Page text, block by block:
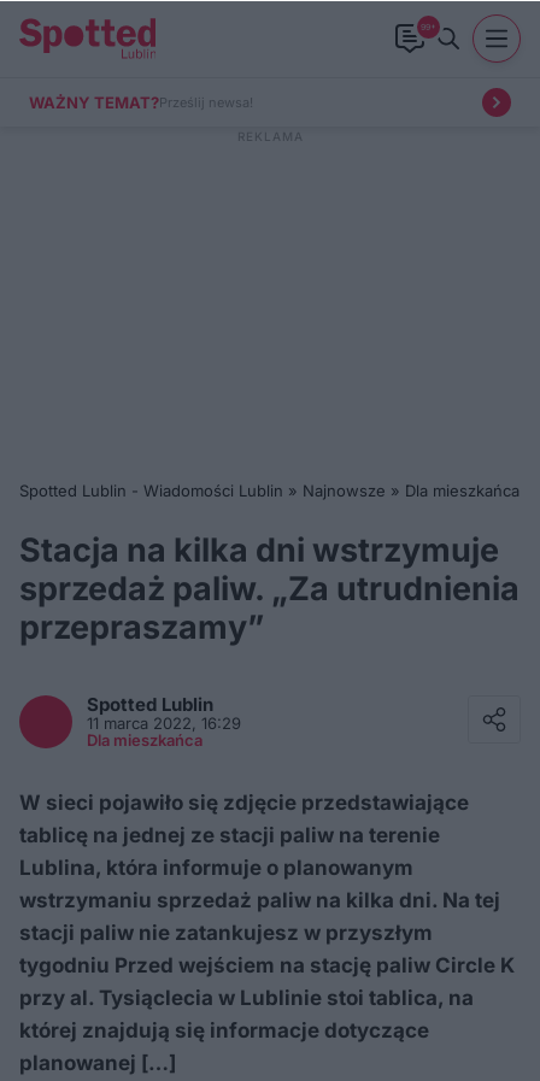
99+
WAŻNY TEMAT?Prześlij newsa!
Spotted Lublin - Wiadomości Lublin » Najnowsze » Dla mieszkańca
Stacja na kilka dni wstrzymuje
sprzedaż paliw. „Za utrudnienia
przepraszamy”
Spotted Lublin
11 marca 2022, 16:29
Dla mieszkańca
W sieci pojawiło się zdjęcie przedstawiające
tablicę na jednej ze stacji paliw na terenie
Lublina, która informuje o planowanym
wstrzymaniu sprzedaż paliw na kilka dni. Na tej
stacji paliw nie zatankujesz w przyszłym
tygodniu Przed wejściem na stację paliw Circle K
przy al. Tysiąclecia w Lublinie stoi tablica, na
której znajdują się informacje dotyczące
planowanej […]